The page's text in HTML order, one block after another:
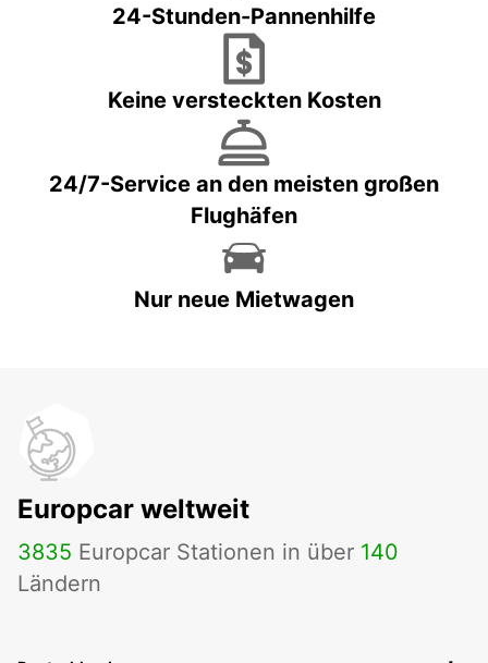
24-Stunden-Pannenhilfe
Keine versteckten Kosten
24/7-Service an den meisten großen
Flughäfen
Nur neue Mietwagen
Europcar weltweit
3835 Europcar Stationen in über 140
Ländern